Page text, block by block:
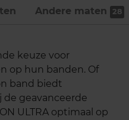
Andere maten 28
keuze voor
op hun banden. Of
band biedt
geavanceerde
ULTRA optimaal op